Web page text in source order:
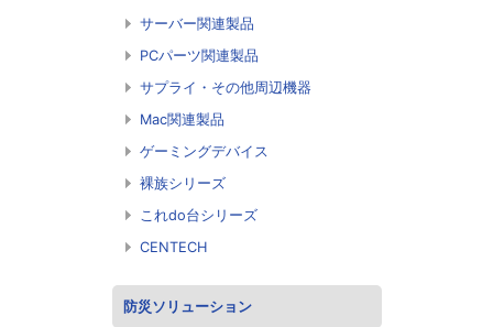
サーバー関連製品
PCパーツ関連製品
サプライ・その他周辺機器
Mac関連製品
ゲーミングデバイス
裸族シリーズ
これdo台シリーズ
CENTECH
防災ソリューション